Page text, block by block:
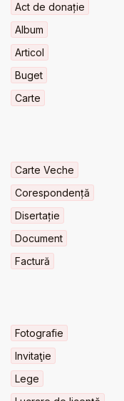
Act de donație
Album
Articol
Buget
Carte
Carte Veche
Corespondență
Disertație
Document
Factură
Fotografie
Invitaţie
Lege